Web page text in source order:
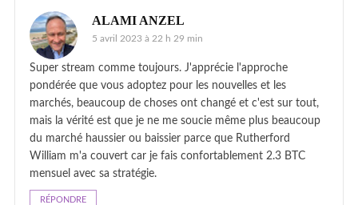
ALAMI ANZEL
5 avril 2023 à 22 h 29 min
Super stream comme toujours. J'apprécie l'approche
pondérée que vous adoptez pour les nouvelles et les
marchés, beaucoup de choses ont changé et c'est sur tout,
mais la vérité est que je ne me soucie même plus beaucoup
du marché haussier ou baissier parce que Rutherford
William m'a couvert car je fais confortablement 2.3 BTC
mensuel avec sa stratégie.
RÉPONDRE